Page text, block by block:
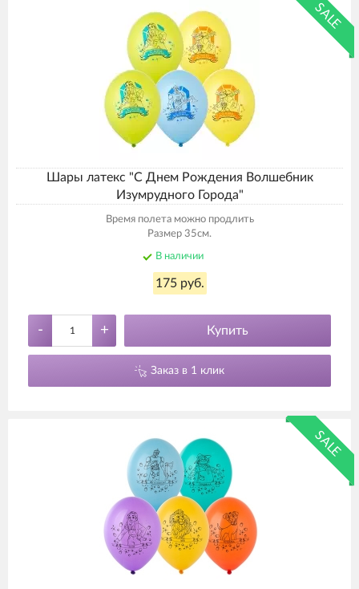
SALE
Шары латекс "С Днем Рождения Волшебник
Изумрудного Города"
Время полета можно продлить
Размер 35см.
В наличии
175 руб.
- + Купить
Заказ в 1 клик
SALE